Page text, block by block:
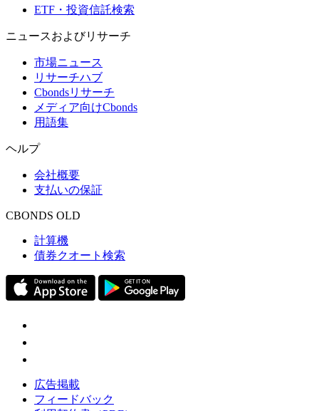
ETF・投資信託検索
ニュースおよびリサーチ
市場ニュース
リサーチハブ
Cbondsリサーチ
メディア向けCbonds
用語集
ヘルプ
会社概要
支払いの保証
CBONDS OLD
計算機
債券クオート検索
広告掲載
フィードバック